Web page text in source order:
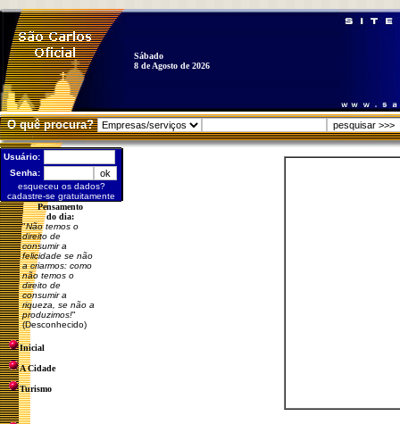
Sábado
8 de Agosto de 2026
O quê procura?
Usuário:
Senha:
esqueceu os dados?
cadastre-se gratuitamente
Pensamento
do dia:
"Não temos o
direito de
consumir a
felicidade se não
a criarmos: como
não temos o
direito de
consumir a
riqueza, se não a
produzimos!"
(Desconhecido)
Inicial
A Cidade
Turismo